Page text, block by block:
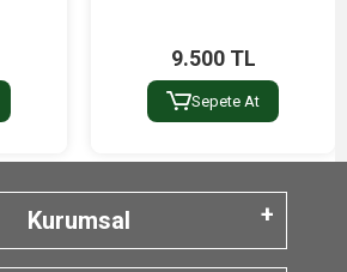
9.500 TL
Sepete At
Kurumsal